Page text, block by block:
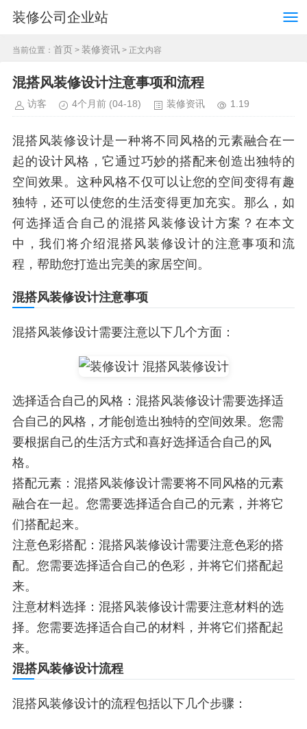
装修公司企业站
当前位置： 首页 > 装修资讯 > 正文内容
混搭风装修设计注意事项和流程
访客 4个月前 (04-18) 装修资讯 1.19
混搭风装修设计是一种将不同风格的元素融合在一
起的设计风格，它通过巧妙的搭配来创造出独特的
空间效果。这种风格不仅可以让您的空间变得有趣
独特，还可以使您的生活变得更加充实。那么，如
何选择适合自己的混搭风装修设计方案？在本文
中，我们将介绍混搭风装修设计的注意事项和流
程，帮助您打造出完美的家居空间。
混搭风装修设计注意事项
混搭风装修设计需要注意以下几个方面：
选择适合自己的风格：混搭风装修设计需要选择适
合自己的风格，才能创造出独特的空间效果。您需
要根据自己的生活方式和喜好选择适合自己的风
格。
搭配元素：混搭风装修设计需要将不同风格的元素
融合在一起。您需要选择适合自己的元素，并将它
们搭配起来。
注意色彩搭配：混搭风装修设计需要注意色彩的搭
配。您需要选择适合自己的色彩，并将它们搭配起
来。
注意材料选择：混搭风装修设计需要注意材料的选
择。您需要选择适合自己的材料，并将它们搭配起
来。
混搭风装修设计流程
混搭风装修设计的流程包括以下几个步骤：